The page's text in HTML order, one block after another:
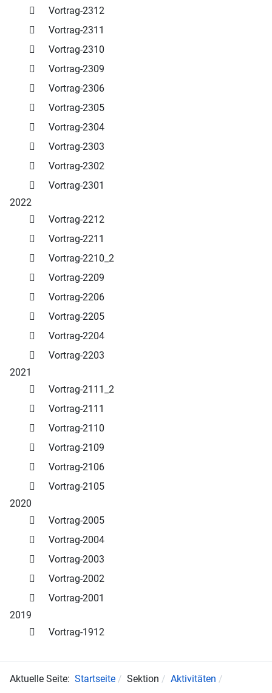
Vortrag-2312
Vortrag-2311
Vortrag-2310
Vortrag-2309
Vortrag-2306
Vortrag-2305
Vortrag-2304
Vortrag-2303
Vortrag-2302
Vortrag-2301
2022
Vortrag-2212
Vortrag-2211
Vortrag-2210_2
Vortrag-2209
Vortrag-2206
Vortrag-2205
Vortrag-2204
Vortrag-2203
2021
Vortrag-2111_2
Vortrag-2111
Vortrag-2110
Vortrag-2109
Vortrag-2106
Vortrag-2105
2020
Vortrag-2005
Vortrag-2004
Vortrag-2003
Vortrag-2002
Vortrag-2001
2019
Vortrag-1912
Aktuelle Seite: Startseite Sektion Aktivitäten